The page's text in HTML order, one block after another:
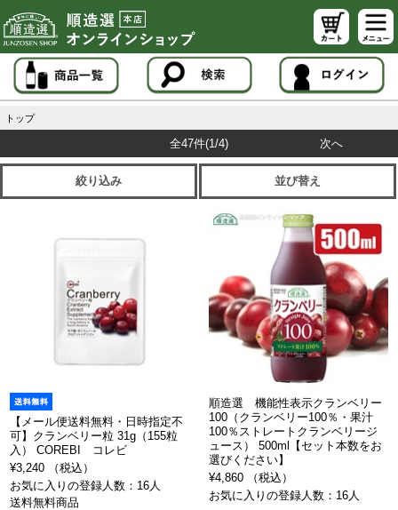
トップ
全47件(1/4) 次へ
絞り込み 並び替え
【メール便送料無料・日時指定不
可】クランベリー粒 31g（155粒
入） COREBI コレビ
¥3,240 （税込）
お気に入りの登録人数：16人
送料無料商品
順造選 機能性表示クランベリー
100（クランベリー100％・果汁
100％ストレートクランベリージ
ュース） 500ml【セット本数をお
選びください】
¥4,860 （税込）
お気に入りの登録人数：16人